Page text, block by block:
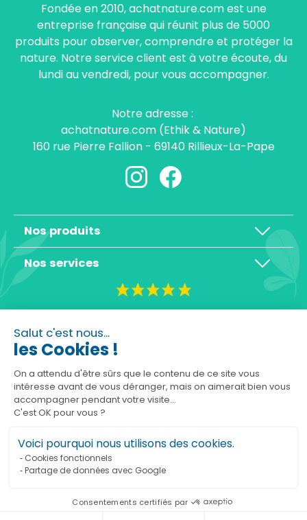
Salut c'est nous...
les Cookies !
On a attendu d'être sûrs que le contenu de ce site vous
intéresse avant de vous déranger, mais on aimerait bien vous
accompagner pendant votre visite...
C'est OK pour vous ?
Voici pourquoi nous utilisons des cookies.
Cookies fonctionnels
Partage de données avec Google
Consentements certifiés parAjouter au panier
Fondée en 2010, achatnature.com est une
entreprise française qui réunit plus de 5000
produits pour observer, comprendre et protéger la
nature. Notre service client est à votre écoute, du
lundi au vendredi, pour vous accompagner.
Notre adresse :
achatnature.com (Ethik & Nature)
160 rue Pierre Fallion - 69140 Rillieux-La-Pape
Nos produits
Nos services
Basé sur 10465 avis
Marchand approuvé par la Société des Avis Garantis,